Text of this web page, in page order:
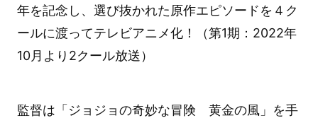
年を記念し、選び抜かれた原作エピソードを４ク
ールに渡ってテレビアニメ化！（第1期：2022年
10月より2クール放送）
監督は「ジョジョの奇妙な冒険 黄金の風」を手